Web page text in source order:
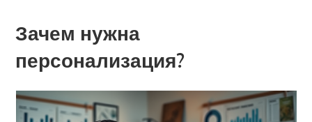
Зачем нужна
персонализация?